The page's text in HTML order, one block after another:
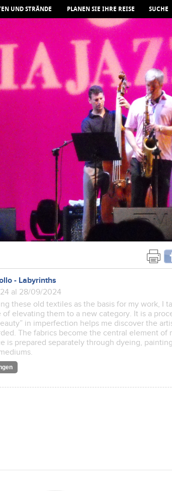
UND STRÄNDE PLANEN SIE IHRE REISE SUCHE
- Labyrinths
al 28/09/2024
these old textiles as the basis for my work, I
of elevating them to a new category. It is a
in imperfection helps me discover the
The fabrics become the central element of
is prepared separately through dyeing,